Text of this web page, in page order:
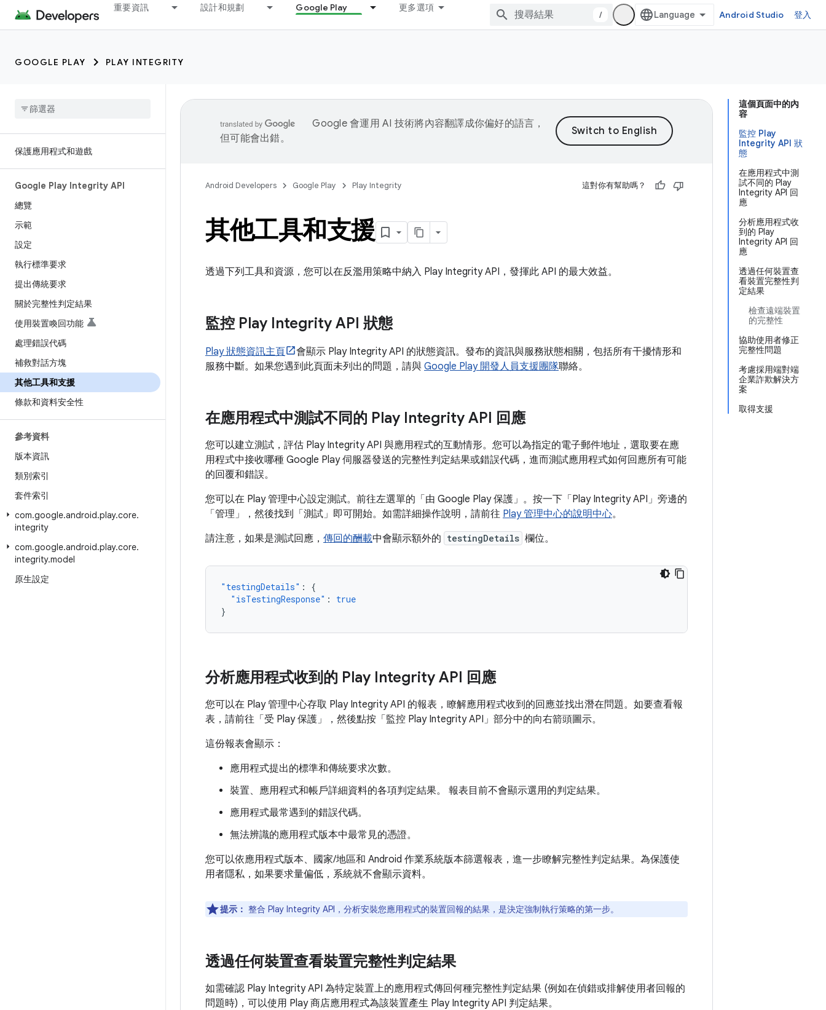
重要資訊 設計和規劃 Google Play 更多選項
/ Android Studio 登入
GOOGLE PLAY PLAY INTEGRITY
保護應用程式和遊戲
Google Play Integrity API
總覽
示範
設定
執行標準要求
提出傳統要求
關於完整性判定結果
使用裝置喚回功能
處理錯誤代碼
補救對話方塊
其他工具和支援
條款和資料安全性
參考資料
版本資訊
類別索引
套件索引
com.google.android.play.core.
integrity
com.google.android.play.core.
integrity.model
原生設定
這個頁面中的內
容
監控 Play
Integrity API 狀
態
在應用程式中測
試不同的 Play
Integrity API 回
應
分析應用程式收
到的 Play
Integrity API 回
應
透過任何裝置查
看裝置完整性判
定結果
檢查遠端裝置
的完整性
協助使用者修正
完整性問題
考慮採用端對端
企業詐欺解決方
案
取得支援
Google 會運用 AI 技術將內容翻譯成你偏好的語言，
但可能會出錯。
Android Developers Google Play Play Integrity 這對你有幫助嗎？
其他工具和支援
透過下列工具和資源，您可以在反濫用策略中納入 Play Integrity API，發揮此 API 的最大效益。
監控 Play Integrity API 狀態
Play 狀態資訊主頁
會顯示 Play Integrity API 的狀態資訊。發布的資訊與服務狀態相關，包括所有干擾情形和
服務中斷。如果您遇到此頁面未列出的問題，請與 Google Play 開發人員支援團隊聯絡。
在應用程式中測試不同的 Play Integrity API 回應
您可以建立測試，評估 Play Integrity API 與應用程式的互動情形。您可以為指定的電子郵件地址，選取要在應
用程式中接收哪種 Google Play 伺服器發送的完整性判定結果或錯誤代碼，進而測試應用程式如何回應所有可能
的回覆和錯誤。
您可以在 Play 管理中心設定測試。前往左選單的「由 Google Play 保護」 。按一下「Play Integrity API」 旁邊的
「管理」
，然後找到「測試」 即可開始。如需詳細操作說明，請前往 Play 管理中心的說明中心。
請注意，如果是測試回應， 傳回的酬載中會顯示額外的 testingDetails 欄位。
"testingDetails" :
{
"isTestingResponse" :
true
}
分析應用程式收到的 Play Integrity API 回應
您可以在 Play 管理中心存取 Play Integrity API 的報表，瞭解應用程式收到的回應並找出潛在問題。如要查看報
表，請前往「受 Play 保護」
，然後點按「監控 Play Integrity API」 部分中的向右箭頭圖示。
這份報表會顯示：
應用程式提出的標準和傳統要求次數。
裝置、應用程式和帳戶詳細資料的各項判定結果。 報表目前不會顯示選用的判定結果。
應用程式最常遇到的錯誤代碼。
無法辨識的應用程式版本中最常見的憑證。
您可以依應用程式版本、國家/地區和 Android 作業系統版本篩選報表，進一步瞭解完整性判定結果。為保護使
用者隱私，如果要求量偏低，系統就不會顯示資料。
提示： 整合 Play Integrity API，分析安裝您應用程式的裝置回報的結果，是決定強制執行策略的第一步。
透過任何裝置查看裝置完整性判定結果
如需確認 Play Integrity API 為特定裝置上的應用程式傳回何種完整性判定結果 (例如在偵錯或排解使用者回報的
問題時)，可以使用 Play 商店應用程式為該裝置產生 Play Integrity API 判定結果。